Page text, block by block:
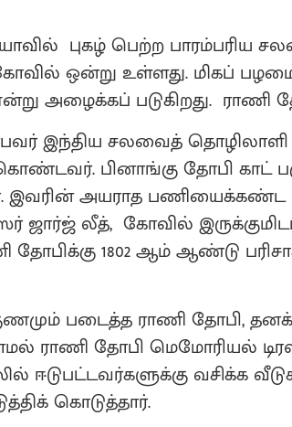
புகழ் பெற்ற பாரம்பரிய
கோவில் ஒன்று உள்ளது. மிகப்
அழைக்கப் படுகிறது. ராணி
இந்திய சலவைத்
கொண்டவர். பினாங்கு தோபி காட்
இவரின் அயராத
ஜார்ஜ் லீத், கோவில் இருக்குமிடம்
1802 ஆம் ஆண்டு
படைத்த ராணி தோபி,
ராணி தோபி மெமோரியல்
ஈடுபட்டவர்களுக்கு வசிக்க
கொடுத்தார்.